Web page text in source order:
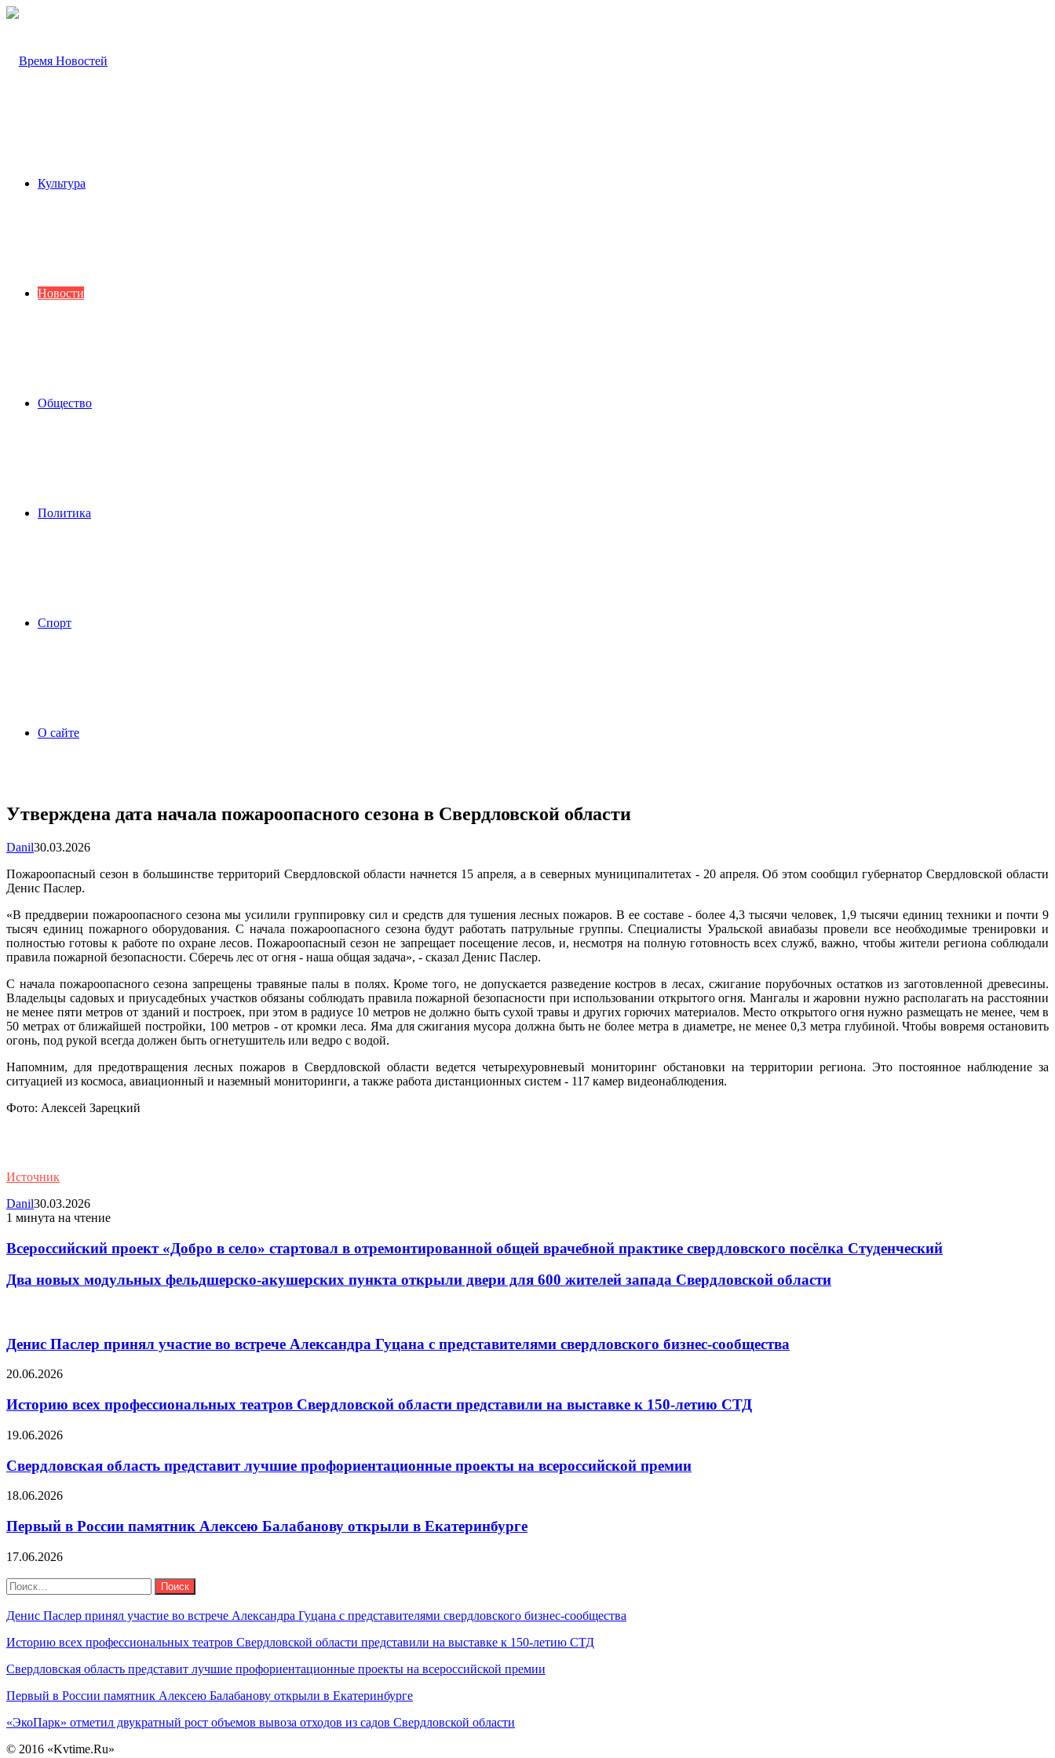
Культура
Новости
Общество
Политика
Спорт
О сайте
Утверждена дата начала пожароопасного сезона в Свердловской области
Danil30.03.2026
Пожароопасный сезон в большинстве территорий Свердловской области начнется 15 апреля, а в северных муниципалитетах - 20 апреля. Об этом сообщил губернатор Свердловской области
Денис Паслер.
«В преддверии пожароопасного сезона мы усилили группировку сил и средств для тушения лесных пожаров. В ее составе - более 4,3 тысячи человек, 1,9 тысячи единиц техники и почти 9
тысяч единиц пожарного оборудования. С начала пожароопасного сезона будут работать патрульные группы. Специалисты Уральской авиабазы провели все необходимые тренировки и
полностью готовы к работе по охране лесов. Пожароопасный сезон не запрещает посещение лесов, и, несмотря на полную готовность всех служб, важно, чтобы жители региона соблюдали
правила пожарной безопасности. Сберечь лес от огня - наша общая задача», - сказал Денис Паслер.
С начала пожароопасного сезона запрещены травяные палы в полях. Кроме того, не допускается разведение костров в лесах, сжигание порубочных остатков из заготовленной древесины.
Владельцы садовых и приусадебных участков обязаны соблюдать правила пожарной безопасности при использовании открытого огня. Мангалы и жаровни нужно располагать на расстоянии
не менее пяти метров от зданий и построек, при этом в радиусе 10 метров не должно быть сухой травы и других горючих материалов. Место открытого огня нужно размещать не менее, чем в
50 метрах от ближайшей постройки, 100 метров - от кромки леса. Яма для сжигания мусора должна быть не более метра в диаметре, не менее 0,3 метра глубиной. Чтобы вовремя остановить
огонь, под рукой всегда должен быть огнетушитель или ведро с водой.
Напомним, для предотвращения лесных пожаров в Свердловской области ведется четырехуровневый мониторинг обстановки на территории региона. Это постоянное наблюдение за
ситуацией из космоса, авиационный и наземный мониторинги, а также работа дистанционных систем - 117 камер видеонаблюдения.
Фото: Алексей Зарецкий
Источник
Danil30.03.2026
1 минута на чтение
Всероссийский проект «Добро в село» стартовал в отремонтированной общей врачебной практике свердловского посёлка Студенческий
Два новых модульных фельдшерско-акушерских пункта открыли двери для 600 жителей запада Свердловской области
Денис Паслер принял участие во встрече Александра Гуцана с представителями свердловского бизнес-сообщества
20.06.2026
Историю всех профессиональных театров Свердловской области представили на выставке к 150-летию СТД
19.06.2026
Свердловская область представит лучшие профориентационные проекты на всероссийской премии
18.06.2026
Первый в России памятник Алексею Балабанову открыли в Екатеринбурге
17.06.2026
Найти:
Денис Паслер принял участие во встрече Александра Гуцана с представителями свердловского бизнес-сообщества
Историю всех профессиональных театров Свердловской области представили на выставке к 150-летию СТД
Свердловская область представит лучшие профориентационные проекты на всероссийской премии
Первый в России памятник Алексею Балабанову открыли в Екатеринбурге
«ЭкоПарк» отметил двукратный рост объемов вывоза отходов из садов Свердловской области
© 2016 «Kvtime.Ru»